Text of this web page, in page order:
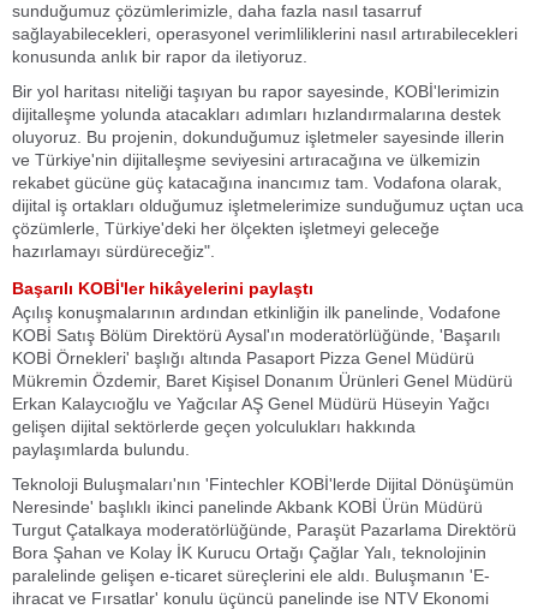
sunduğumuz çözümlerimizle, daha fazla nasıl tasarruf
sağlayabilecekleri, operasyonel verimliliklerini nasıl artırabilecekleri
konusunda anlık bir rapor da iletiyoruz.
Bir yol haritası niteliği taşıyan bu rapor sayesinde, KOBİ'lerimizin
dijitalleşme yolunda atacakları adımları hızlandırmalarına destek
oluyoruz. Bu projenin, dokunduğumuz işletmeler sayesinde illerin
ve Türkiye'nin dijitalleşme seviyesini artıracağına ve ülkemizin
rekabet gücüne güç katacağına inancımız tam. Vodafona olarak,
dijital iş ortakları olduğumuz işletmelerimize sunduğumuz uçtan uca
çözümlerle, Türkiye'deki her ölçekten işletmeyi geleceğe
hazırlamayı sürdüreceğiz".
Başarılı KOBİ'ler hikâyelerini paylaştı
Açılış konuşmalarının ardından etkinliğin ilk panelinde, Vodafone
KOBİ Satış Bölüm Direktörü Aysal'ın moderatörlüğünde, 'Başarılı
KOBİ Örnekleri' başlığı altında Pasaport Pizza Genel Müdürü
Mükremin Özdemir, Baret Kişisel Donanım Ürünleri Genel Müdürü
Erkan Kalaycıoğlu ve Yağcılar AŞ Genel Müdürü Hüseyin Yağcı
gelişen dijital sektörlerde geçen yolculukları hakkında
paylaşımlarda bulundu.
Teknoloji Buluşmaları'nın 'Fintechler KOBİ'lerde Dijital Dönüşümün
Neresinde' başlıklı ikinci panelinde Akbank KOBİ Ürün Müdürü
Turgut Çatalkaya moderatörlüğünde, Paraşüt Pazarlama Direktörü
Bora Şahan ve Kolay İK Kurucu Ortağı Çağlar Yalı, teknolojinin
paralelinde gelişen e-ticaret süreçlerini ele aldı. Buluşmanın 'E-
ihracat ve Fırsatlar' konulu üçüncü panelinde ise NTV Ekonomi